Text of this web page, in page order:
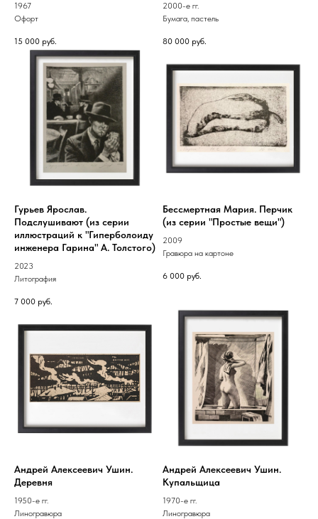
1967
Офорт
15 000 руб.
2000-е гг.
Бумага, пастель
80 000 руб.
Гурьев Ярослав.
Подслушивают (из серии
иллюстраций к "Гиперболоиду
инженера Гарина" А. Толстого)
2023
Литография
7 000 руб.
Бессмертная Мария. Перчик
(из серии "Простые вещи")
2009
Гравюра на картоне
6 000 руб.
Андрей Алексеевич Ушин.
Деревня
1950-е гг.
Линогравюра
Андрей Алексеевич Ушин.
Купальщица
1970-е гг.
Линогравюра